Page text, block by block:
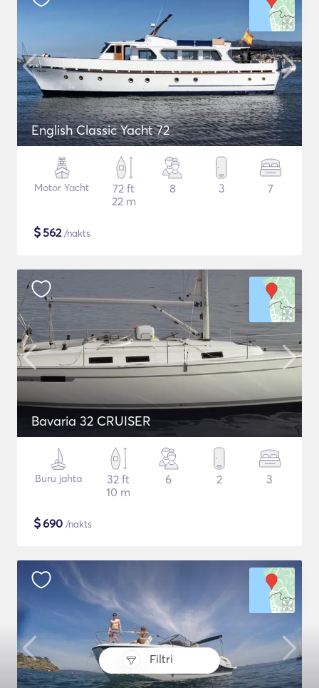
Filtri
English Classic Yacht 72
Motor Yacht
72 ft
22 m
8 3 7
$562/nakts
Bavaria 32 CRUISER
Buru jahta
32 ft
10 m
6 2 3
$690 /nakts